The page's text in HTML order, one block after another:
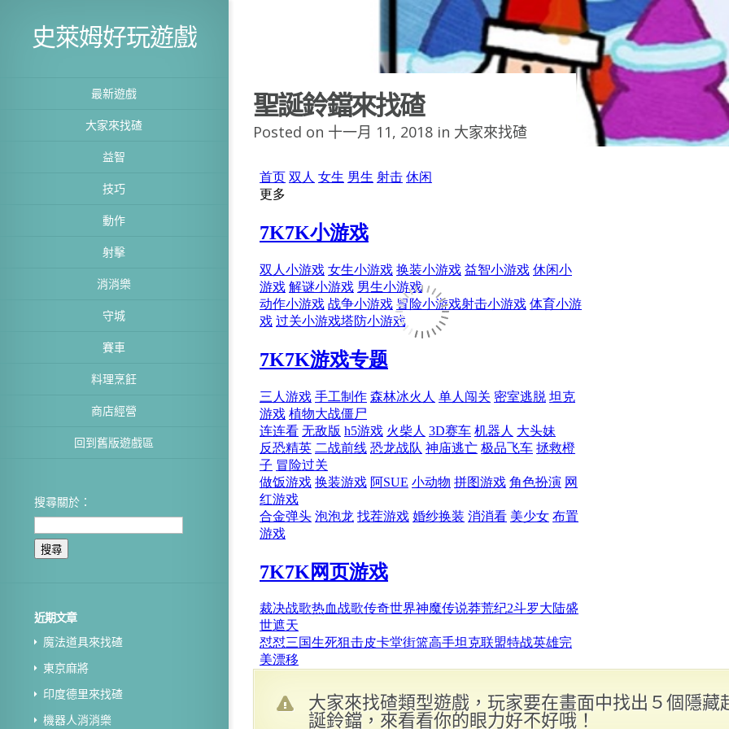
史萊姆好玩遊戲
最新遊戲
大家來找碴
益智
技巧
動作
射擊
消消樂
守城
賽車
料理烹飪
商店經營
回到舊版遊戲區
搜尋關於：
近期文章
魔法道具來找碴
東京麻將
印度德里來找碴
機器人消消樂
聖誕鈴鐺來找碴
Posted on 十一月 11, 2018 in 大家來找碴
大家來找碴類型遊戲，玩家要在畫面中找出５個隱藏
誕鈴鐺，來看看你的眼力好不好哦！